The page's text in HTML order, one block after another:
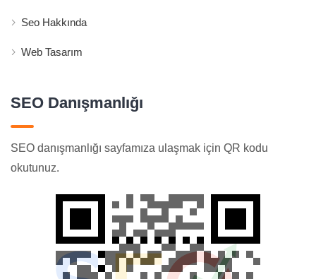
Seo Hakkında
Web Tasarım
SEO Danışmanlığı
SEO danışmanlığı sayfamıza ulaşmak için QR kodu
okutunuz.